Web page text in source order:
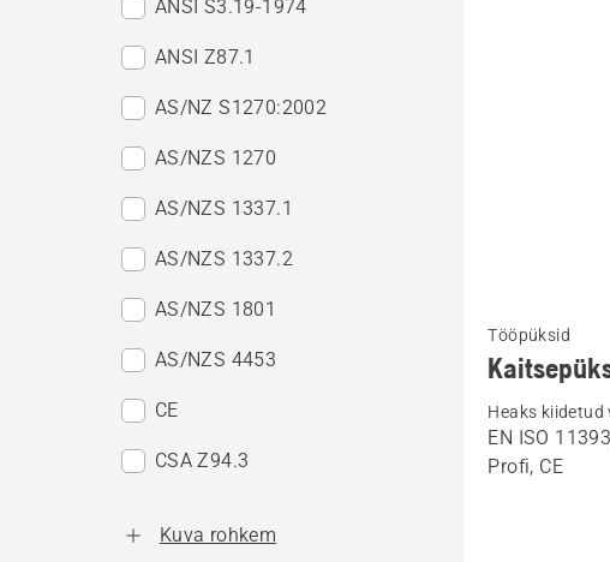
ANSI S3.19-1974
ANSI Z87.1
AS/NZ S1270:2002
AS/NZS 1270
AS/NZS 1337.1
AS/NZS 1337.2
AS/NZS 1801
AS/NZS 4453
CE
CSA Z94.3
Kuva rohkem
rohkem
üksikasju
toote
Kaitsepüksid,
Tööpüksid
Heaks
EN ISO
Profi, CE